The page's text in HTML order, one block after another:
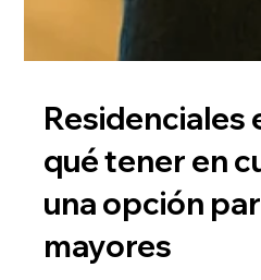
Residenciales
qué tener en
una opción